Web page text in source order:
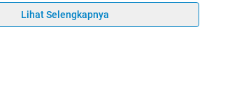
Lihat Selengkapnya